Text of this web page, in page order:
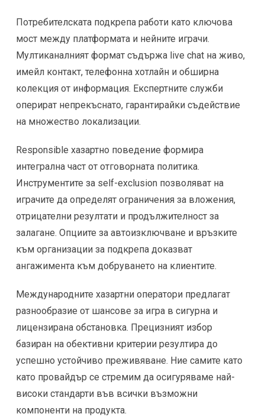
Потребителската подкрепа работи като ключова
мост между платформата и нейните играчи.
Мултиканалният формат съдържа live chat на живо,
имейл контакт, телефонна хотлайн и обширна
колекция от информация. Експертните служби
оперират непрекъснато, гарантирайки съдействие
на множество локализации.
Responsible хазартно поведение формира
интегрална част от отговорната политика.
Инструментите за self-exclusion позволяват на
играчите да определят ограничения за вложения,
отрицателни резултати и продължителност за
залагане. Опциите за автоизключване и връзките
към организации за подкрепа доказват
ангажимента към добруването на клиентите.
Международните хазартни оператори предлагат
разнообразие от шансове за игра в сигурна и
лицензирана обстановка. Прецизният избор
базиран на обективни критерии резултира до
успешно устойчиво преживяване. Ние самите като
като провайдър се стремим да осигуряваме най-
високи стандарти във всички възможни
компоненти на продукта.